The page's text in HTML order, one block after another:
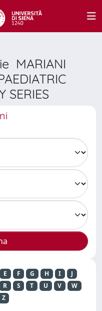
MARIANI
SERIES
E F G H I
J
R S T U V
W
Z